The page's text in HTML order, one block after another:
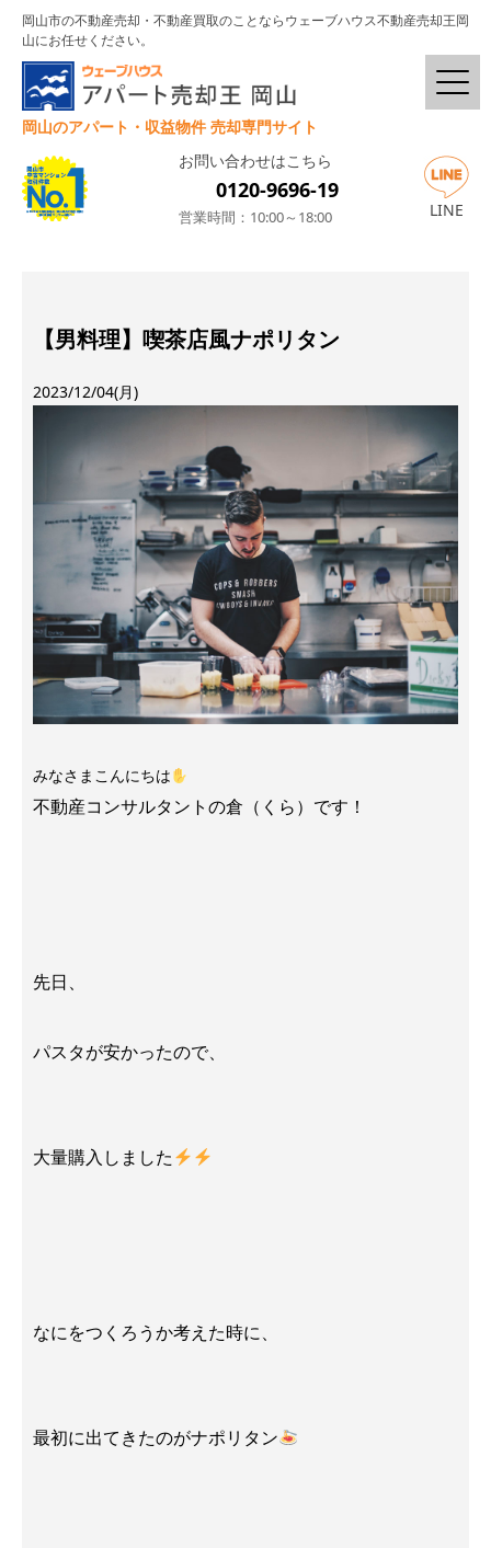
岡山市の不動産売却・不動産買取のことならウェーブハウス不動産売却王岡
山にお任せください。
岡山のアパート・収益物件 売却専門サイト
お問い合わせはこちら
0120-9696-19
営業時間：10:00～18:00 LINE
【男料理】喫茶店風ナポリタン
2023/12/04(月)
みなさまこんにちは
不動産コンサルタントの倉（くら）です！
先日、
パスタが安かったので、
大量購入しました
なにをつくろうか考えた時に、
最初に出てきたのがナポリタン